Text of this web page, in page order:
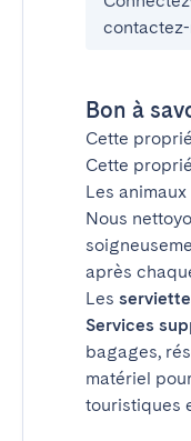
Bon à
Cette
Cette
Les
Nous
après
Les
Services
bagages,
matériel
touristiques